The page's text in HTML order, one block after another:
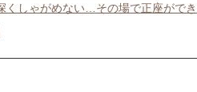
くしゃがめない…その場で正座がで